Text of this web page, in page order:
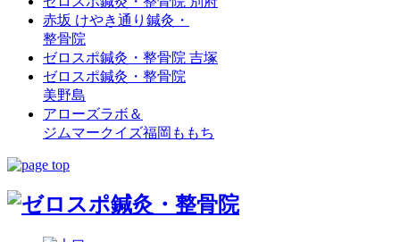
赤坂 けやき通り鍼灸・
整骨院
ゼロスポ鍼灸・整骨院 吉塚
ゼロスポ鍼灸・整骨院
美野島
アローズラボ＆
ジムマークイズ福岡ももち